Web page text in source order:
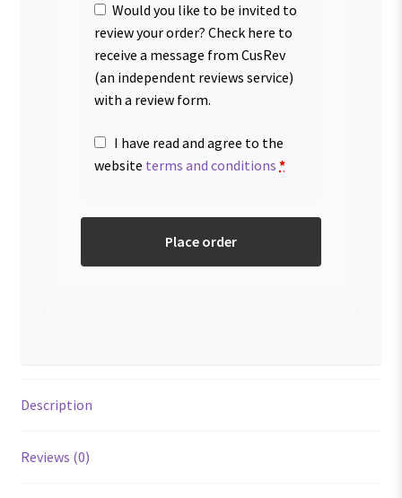
Would you like to be invited to
review your order? Check here to
receive a message from CusRev
(an independent reviews service)
with a review form.
I have read and agree to the
website terms and conditions *
Place order
Description
Reviews (0)